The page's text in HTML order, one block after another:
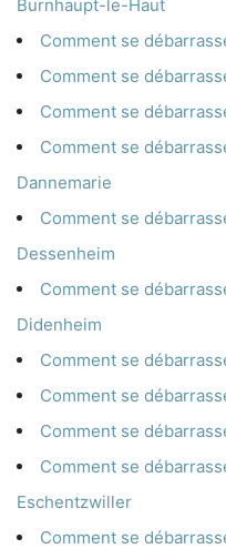
Burnhaupt-le-Haut
Comment se
Comment se
Comment se
Comment se
Dannemarie
Comment se
Dessenheim
Comment se
Didenheim
Comment se
Comment se
Comment se
Comment se
Eschentzwiller
Comment se